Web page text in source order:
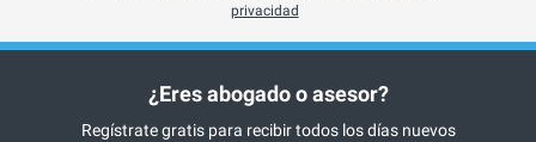
privacidad
¿Eres abogado o asesor?
Regístrate gratis para recibir todos los días nuevos